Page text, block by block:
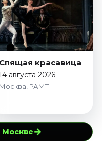
Спящая красавица
августа 2026
Москва, РАМТ
Москве→